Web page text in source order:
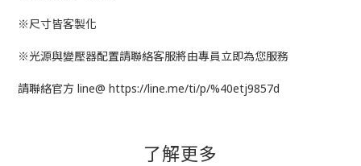
※尺寸皆客製化
※光源與變壓器配置請聯絡客服將由專員立即為您服務
請聯絡官方 line@ https://line.me/ti/p/%40etj9857d
了解更多